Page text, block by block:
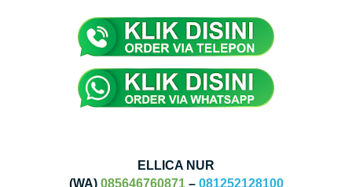
ELLICA NUR
(WA) 085646760871– 081252128100